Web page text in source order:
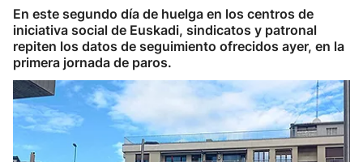
En este segundo día de huelga en los centros de
iniciativa social de Euskadi, sindicatos y patronal
repiten los datos de seguimiento ofrecidos ayer, en la
primera jornada de paros.